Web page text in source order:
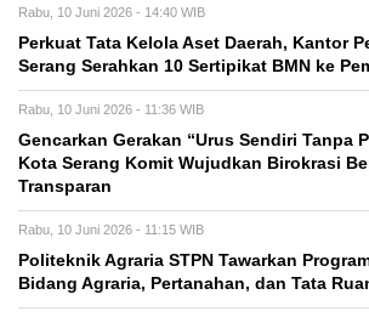
Rabu, 10 Juni 2026 - 14:40 WIB
Perkuat Tata Kelola Aset Daerah, Kantor
Serang Serahkan 10 Sertipikat BMN ke
Rabu, 10 Juni 2026 - 11:36 WIB
Gencarkan Gerakan “Urus Sendiri Tanpa
Kota Serang Komit Wujudkan Birokrasi
Transparan
Rabu, 10 Juni 2026 - 11:15 WIB
Politeknik Agraria STPN Tawarkan
Bidang Agraria, Pertanahan, dan Tata